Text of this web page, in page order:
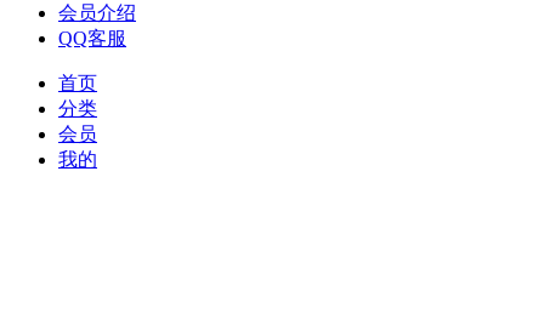
会员介绍
QQ客服
首页
分类
会员
我的